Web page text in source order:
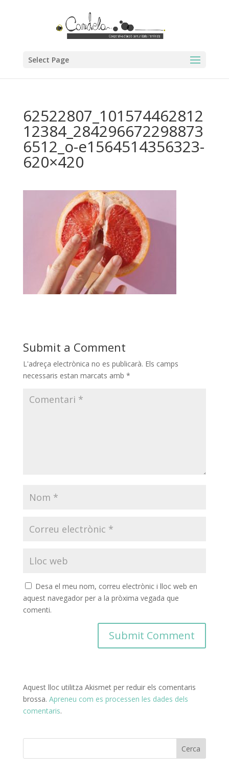
Select Page
62522807_101574462812
12384_284296672298873
6512_o-e1564514356323-
620×420
Submit a Comment
L'adreça electrònica no es publicarà. Els camps
necessaris estan marcats amb *
Desa el meu nom, correu electrònic i lloc web en
aquest navegador per a la pròxima vegada que
comenti.
Aquest lloc utilitza Akismet per reduir els comentaris
brossa. Apreneu com es processen les dades dels
comentaris.